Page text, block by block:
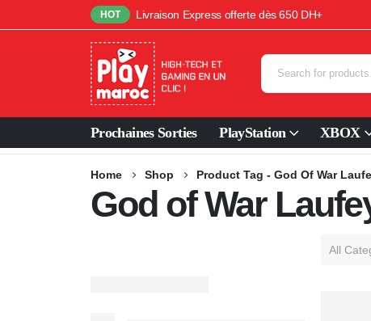
HOT Livraison Express offerte dès 650 DH+
Prochaines Sorties PlayStation XBOX
Home Shop Product Tag - God Of War
God of War
All